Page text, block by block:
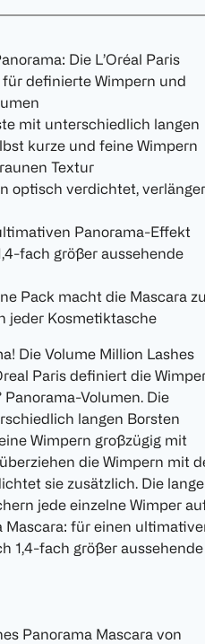
Die L’Oréal Paris
für definierte Wimpern und
mit unterschiedlich langen
kurze und feine Wimpern
Textur
optisch verdichtet,
Panorama-Effekt
fach größer aussehende
Pack macht die Mascara
jeder Kosmetiktasche
Die Volume Million Lashes
Paris definiert die
Volumen. Die
langen Borsten
Wimpern großzügig mit
die Wimpern mit
sie zusätzlich. Die
jede einzelne Wimper
Mascara: für einen
1,4-fach größer aussehende
Panorama Mascara von